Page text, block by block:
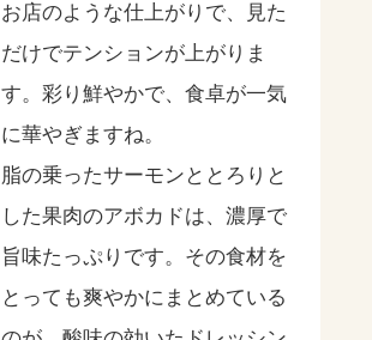
お店のような仕上がりで、見た
だけでテンションが上がりま
す。彩り鮮やかで、食卓が一気
に華やぎますね。
脂の乗ったサーモンととろりと
した果肉のアボカドは、濃厚で
旨味たっぷりです。その食材を
とっても爽やかにまとめている